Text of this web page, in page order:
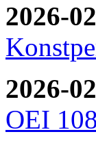
2026-
2026-
OEI